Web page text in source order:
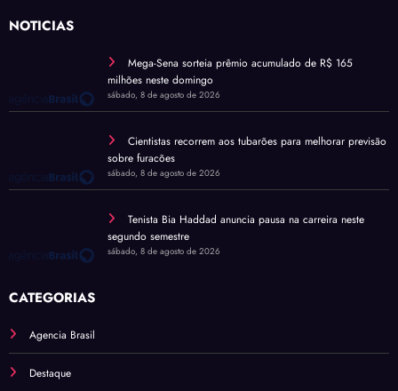
NOTÍCIAS
Mega-Sena sorteia prêmio acumulado de R$ 165
milhões neste domingo
sábado, 8 de agosto de 2026
Cientistas recorrem aos tubarões para melhorar previsão
sobre furacões
sábado, 8 de agosto de 2026
Tenista Bia Haddad anuncia pausa na carreira neste
segundo semestre
sábado, 8 de agosto de 2026
CATEGORIAS
Agencia Brasil
Destaque